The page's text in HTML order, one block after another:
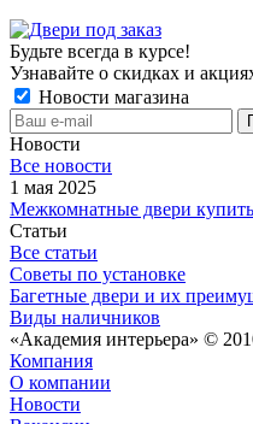
Будьте всегда в курсе!
Узнавайте о скидках и
Новости магазина
Новости
Все новости
1 мая 2025
Межкомнатные двери
Статьи
Все статьи
Советы по установке
Багетные двери и их
Виды наличников
«Академия интерьера» ©
Компания
О компании
Новости